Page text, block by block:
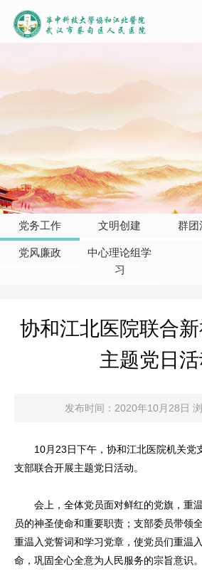
党务工作 文明创建 群团
党风廉政
中心理论组学
习
协和江北医院联合
主题党日
发布时间：2020年10月28日
10月23日下午，协和江北医院机关党
支部联合开展主题党日活动。
会上，全体党员面对鲜红的党旗，重
员的神圣使命和重要职责；支部委员带领
重温入党誓词和学习党章，使党员们重温
命，巩固全心全意为人民服务的宗旨意识。